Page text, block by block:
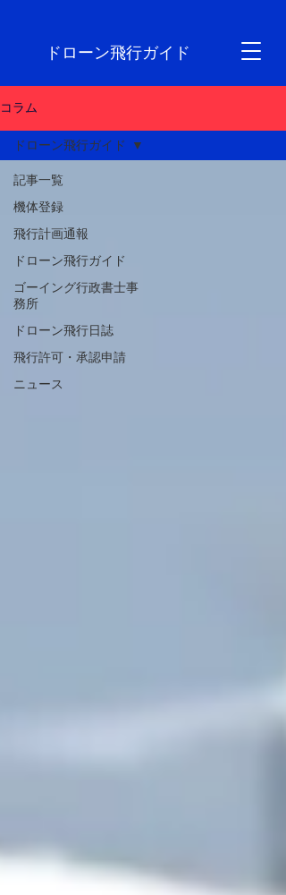
ドローン飛行ガイド
コラム
記事一覧
機体登録
飛行計画通報
ドローン飛行ガイド
ゴーイング行政書士事
務所
ドローン飛行日誌
飛行許可・承認申請
ニュース
ドローン飛行ガイド